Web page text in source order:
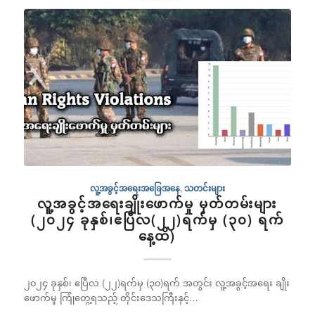
လူ့အခွင့်အရေးအခြေအနေ,သတင်းများ
လူ့အခွင့်အရေးချိုးဖောက်မှု မှတ်တမ်းများ
(၂၀၂၄ ခုနှစ်၊ဧပြီလ(၂၂)ရက်မှ (၃၀) ရက်
နေ့ထိ)
၂၀၂၄ ခုနှစ်၊ ဧပြီလ (၂၂)ရက်မှ (၃၀)ရက် အတွင်း လူ့အခွင့်အရေး ချိုး
ဖောက်မှု ကြုံတွေ့ရသည့် တိုင်းဒေသကြီးနှင့်…